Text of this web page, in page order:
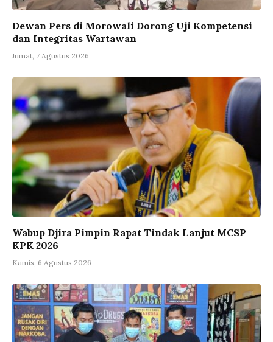
Dewan Pers di Morowali Dorong Uji Kompetensi
dan Integritas Wartawan
Jumat, 7 Agustus 2026
Wabup Djira Pimpin Rapat Tindak Lanjut MCSP
KPK 2026
Kamis, 6 Agustus 2026